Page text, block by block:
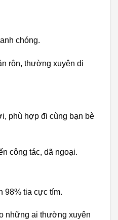
chóng.
rộn, thường xuyên di
phù hợp đi cùng bạn bè
công tác, dã ngoại.
98% tia cực tím.
những ai thường xuyên